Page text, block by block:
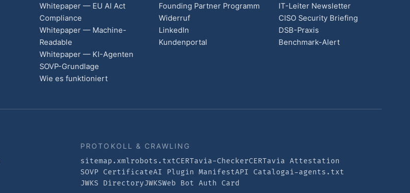
Whitepaper — EU AI Act
Compliance
Whitepaper — Machine-
Readable
Whitepaper — KI-Agenten
SOVP-Grundlage
Wie es funktioniert
Founding Partner Programm
Widerruf
LinkedIn
Kundenportal
IT-Leiter Newsletter
CISO Security Briefing
DSB-Praxis
Benchmark-Alert
PROTOKOLL & CRAWLING
sitemap.xmlrobots.txtCERTavia-CheckerCERTavia Attestation
SOVP CertificateAI Plugin ManifestAPI Catalogai-agents.txt
JWKS DirectoryJWKSWeb Bot Auth Card